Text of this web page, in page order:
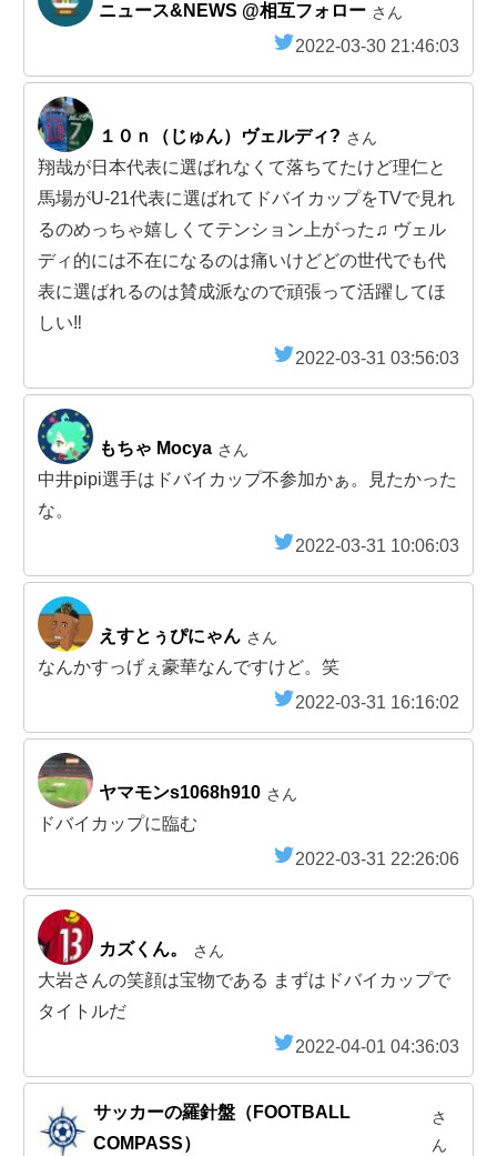
ニュース&NEWS @相互フォロー さん
2022-03-30 21:46:03
１０ｎ（じゅん）ヴェルディ? さん
翔哉が日本代表に選ばれなくて落ちてたけど理仁と
馬場がU-21代表に選ばれてドバイカップをTVで見れ
るのめっちゃ嬉しくてテンション上がった♫ ヴェル
ディ的には不在になるのは痛いけどどの世代でも代
表に選ばれるのは賛成派なので頑張って活躍してほ
しい‼️
2022-03-31 03:56:03
もちゃ Mocya さん
中井pipi選手はドバイカップ不参加かぁ。見たかった
な。
2022-03-31 10:06:03
えすとぅぴにゃん さん
なんかすっげぇ豪華なんですけど。笑
2022-03-31 16:16:02
ヤマモンs1068h910 さん
ドバイカップに臨む
2022-03-31 22:26:06
カズくん。 さん
大岩さんの笑顔は宝物である まずはドバイカップで
タイトルだ
2022-04-01 04:36:03
サッカーの羅針盤（FOOTBALL
COMPASS）
さ
ん